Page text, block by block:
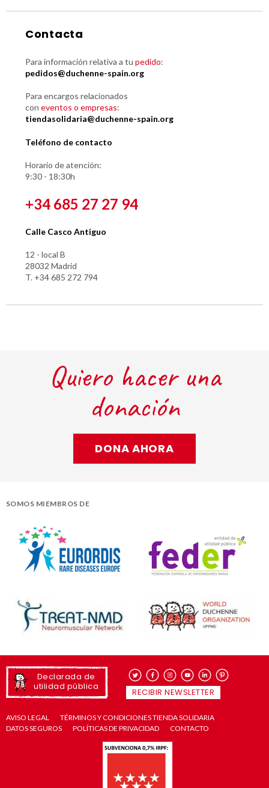
Contacta
Para información relativa a tu pedido:
pedidos@duchenne-spain.org
Para encargos relacionados
con eventos o empresas:
tiendasolidaria@duchenne-spain.org
Teléfono de contacto
Horario de atención:
9:30 - 18:30h
+34 685 27 27 94
Calle Casco Antiguo
12 - local B
28032 Madrid
T. +34 685 272 794
Quiero hacer una
donación
DONA AHORA
SOMOS MIEMBROS DE
Declarada de
utilidad pública
RECIBIR NEWSLETTER
AVISO LEGAL
TÉRMINOS Y CONDICIONES TIENDA SOLIDARIA
DATOS SEGUROS
POLÍTICAS DE PRIVACIDAD CONTACTO